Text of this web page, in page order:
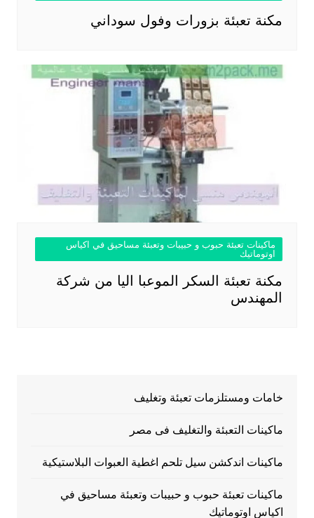
مكنة تعبئة بزورات وفول سوداني
ماكينات تعبئة حبوب و حبيبات وتعبئة مساحيق في اكياس
اوتوماتيك
مكنة تعبئة السكر الموعبا اليا من شركة
المهندس
خامات ومستلزمات تعبئة وتغليف
ماكينات التعبئة والتغليف فى مصر
ماكينات اندكشن سيل تلحم اغطية العبوات البلاستيكية
ماكينات تعبئة حبوب و حبيبات وتعبئة مساحيق في
اكياس اوتوماتيك